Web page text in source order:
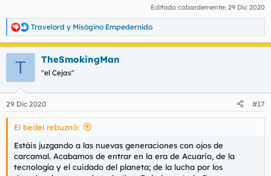
Editado cobardemente: 29 Dic 2020
R
e
a
e
s
Travelord y Misógino Empedernido
T TheSmokingMan
"el Cejas"
29 Dic 2020 #17
El bedel rebuznó:
Estáis juzgando a las nuevas generaciones con ojos de
carcamal. Acabamos de entrar en la era de Acuario, de la
tecnología y el cuidado del planeta; de la lucha por los